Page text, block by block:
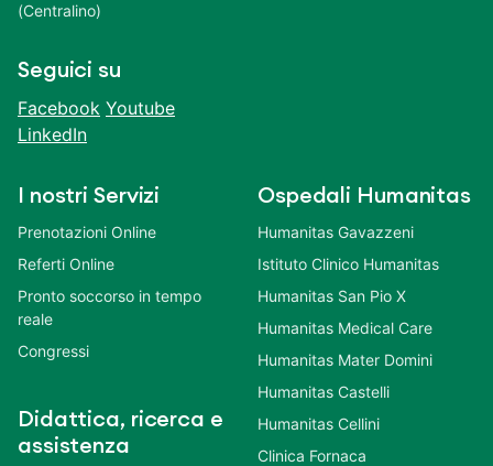
(Centralino)
Seguici su
Facebook Youtube
LinkedIn
I nostri Servizi
Prenotazioni Online
Referti Online
Pronto soccorso in tempo
reale
Congressi
Didattica, ricerca e
assistenza
Ospedali Humanitas
Humanitas Gavazzeni
Istituto Clinico Humanitas
Humanitas San Pio X
Humanitas Medical Care
Humanitas Mater Domini
Humanitas Castelli
Humanitas Cellini
Clinica Fornaca